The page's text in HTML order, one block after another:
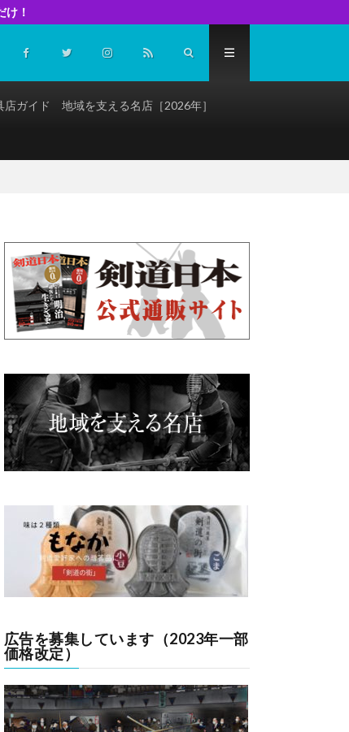
！
店ガイド 地域を支える名店［2026年］
広告を募集しています（2023年一部
価格改定）